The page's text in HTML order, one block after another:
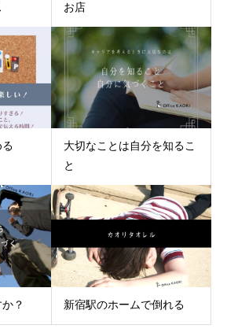
お店
大切なことは自分を知るこ
と
？ 新宿駅のホームで倒れる